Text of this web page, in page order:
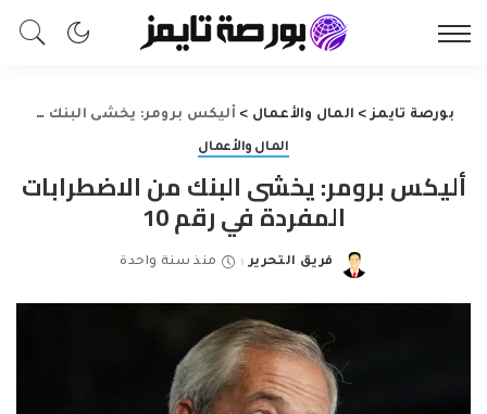
بورصة تايمز> المال والأعمال > أليكس برومر: يخشى البنك من الاضطرابات المفردة في رقم 10
المال والأعمال
أليكس برومر: يخشى البنك من الاضطرابات
المفردة في رقم 10
Posted
فريق التحرير منذ سنة واحدة